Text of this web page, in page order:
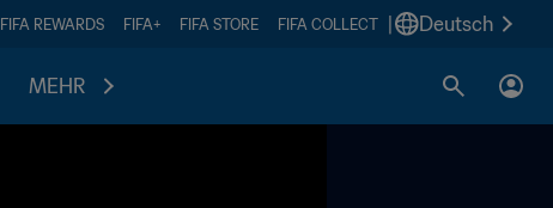
FIFA REWARDS FIFA+ FIFA STORE FIFA COLLECT Deutsch
MEHR